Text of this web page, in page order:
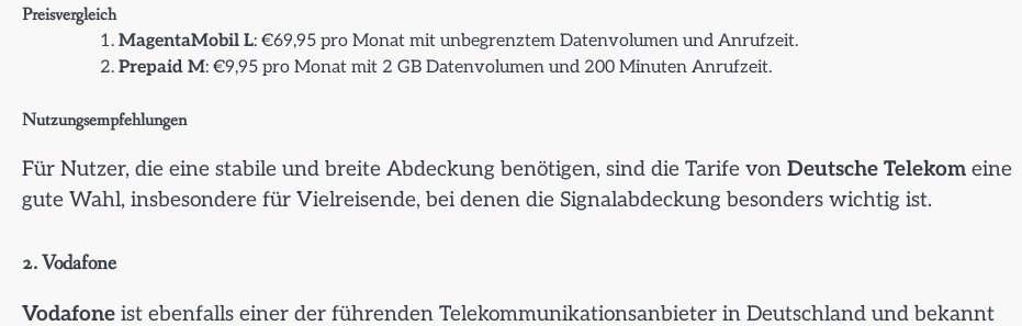
Preisvergleich
MagentaMobil L: €69,95 pro Monat mit unbegrenztem Datenvolumen und Anrufzeit.
Prepaid M: €9,95 pro Monat mit 2 GB Datenvolumen und 200 Minuten Anrufzeit.
Nutzungsempfehlungen
Für Nutzer, die eine stabile und breite Abdeckung benötigen, sind die Tarife von Deutsche Telekomeine
gute Wahl, insbesondere für Vielreisende, bei denen die Signalabdeckung besonders wichtig ist.
2.Vodafone
Vodafone ist ebenfalls einer der führenden Telekommunikationsanbieter in Deutschland und bekannt